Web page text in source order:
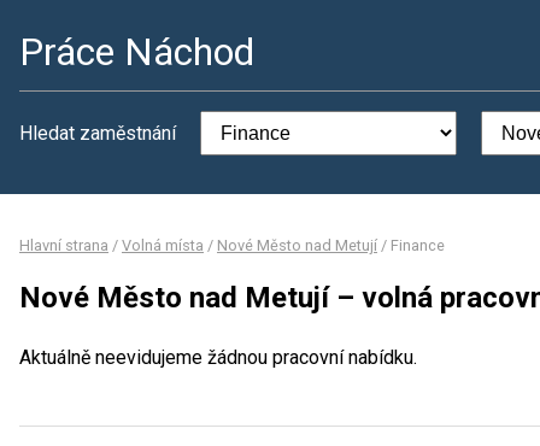
Práce Náchod
Hledat zaměstnání
Hlavní strana / Volná místa / Nové Město nad Metují / Finance
Nové Město nad Metují – volná
Aktuálně neevidujeme žádnou pracovní nabídku.